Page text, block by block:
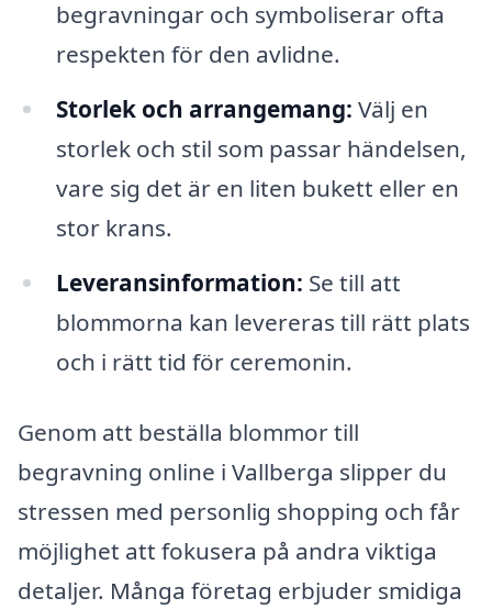
begravningar och symboliserar ofta
respekten för den avlidne.
Storlek och arrangemang: Välj en
storlek och stil som passar händelsen,
vare sig det är en liten bukett eller en
stor krans.
Leveransinformation: Se till att
blommorna kan levereras till rätt plats
och i rätt tid för ceremonin.
Genom att beställa blommor till
begravning online i Vallberga slipper du
stressen med personlig shopping och får
möjlighet att fokusera på andra viktiga
detaljer. Många företag erbjuder smidiga